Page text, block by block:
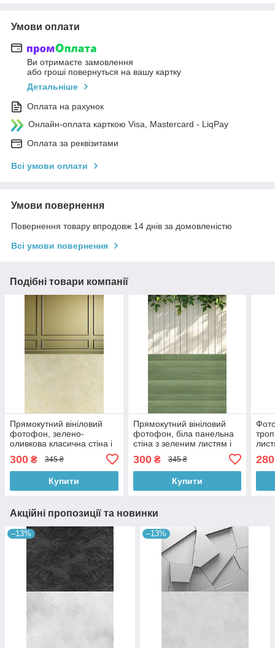
Умови оплати
Ви отримаєте замовлення
або гроші повернуться на вашу картку
Детальніше
Оплата на рахунок
Онлайн-оплата карткою Visa, Mastercard - LiqPay
Оплата за реквізитами
Всі умови оплати
Умови повернення
Повернення товару впродовж 14 днів за домовленістю
Всі умови повернення
Подібні товари компанії
Прямокутний вініловий
фотофон, зелено-
оливкова класична стіна і
60×90 см, №57139
300 ₴ 345 ₴
Купити
Прямокутний вініловий
фотофон, біла панельна
стіна з зеленим листям і
зелена дерев’яна підлога
60×90 см, №57169
300₴ 345 ₴
Купити
280
Акційні пропозиції та новинки
–13% –13%